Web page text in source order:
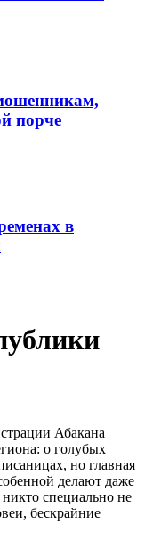
порче
в
Абакана
о голубых
но главная
делают даже
специально не
бескрайние